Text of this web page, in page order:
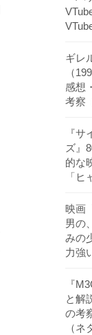
ギレ
（
感想
考察
『
ズ』
的な
「
映画
男の
みの
力強
『
と解
の考
（ネ